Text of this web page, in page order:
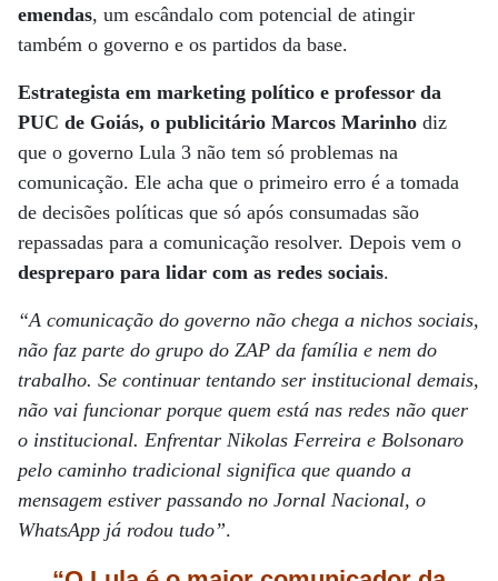
emendas, um escândalo com potencial de atingir
também o governo e os partidos da base.
Estrategista em marketing político e professor da
PUC de Goiás, o publicitário Marcos Marinho diz
que o governo Lula 3 não tem só problemas na
comunicação. Ele acha que o primeiro erro é a tomada
de decisões políticas que só após consumadas são
repassadas para a comunicação resolver. Depois vem o
despreparo para lidar com as redes sociais.
“A comunicação do governo não chega a nichos sociais,
não faz parte do grupo do ZAP da família e nem do
trabalho. Se continuar tentando ser institucional demais,
não vai funcionar porque quem está nas redes não quer
o institucional. Enfrentar Nikolas Ferreira e Bolsonaro
pelo caminho tradicional significa que quando a
mensagem estiver passando no Jornal Nacional, o
WhatsApp já rodou tudo”.